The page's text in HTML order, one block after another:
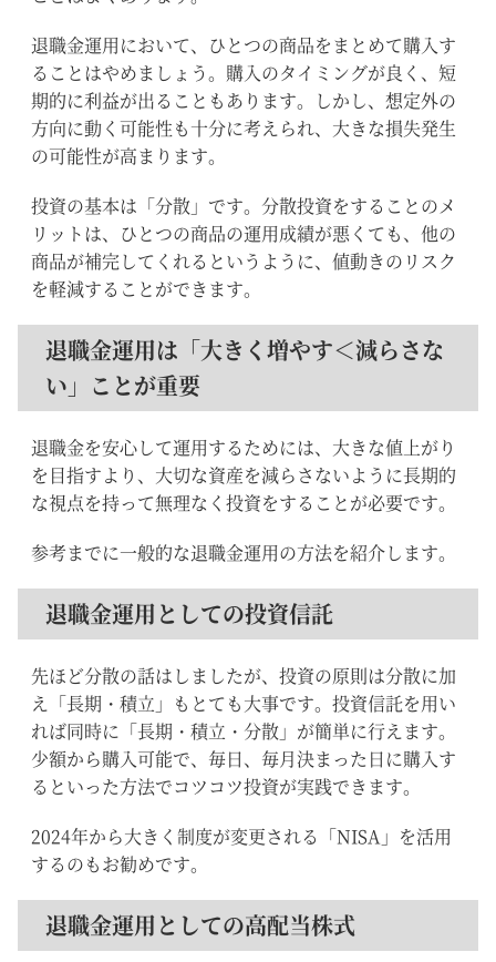
退職金運用において、ひとつの商品をまとめて購入す
ることはやめましょう。購入のタイミングが良く、短
期的に利益が出ることもあります。しかし、想定外の
方向に動く可能性も十分に考えられ、大きな損失発生
の可能性が高まります。
投資の基本は「分散」です。分散投資をすることのメ
リットは、ひとつの商品の運用成績が悪くても、他の
商品が補完してくれるというように、値動きのリスク
を軽減することができます。
退職金運用は「大きく増やす＜減らさな
い」ことが重要
退職金を安心して運用するためには、大きな値上がり
を目指すより、大切な資産を減らさないように長期的
な視点を持って無理なく投資をすることが必要です。
参考までに一般的な退職金運用の方法を紹介します。
退職金運用としての投資信託
先ほど分散の話はしましたが、投資の原則は分散に加
え「長期・積立」もとても大事です。投資信託を用い
れば同時に「長期・積立・分散」が簡単に行えます。
少額から購入可能で、毎日、毎月決まった日に購入す
るといった方法でコツコツ投資が実践できます。
2024年から大きく制度が変更される「NISA」を活用
するのもお勧めです。
退職金運用としての高配当株式